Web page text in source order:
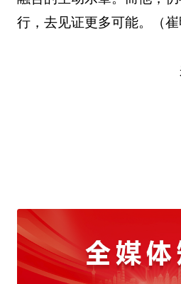
行，去见证更多可能。（崔